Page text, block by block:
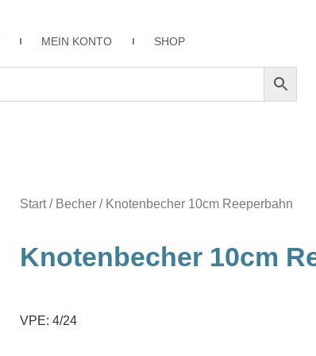
MEIN KONTO SHOP
Start/ Becher / Knotenbecher 10cm Reeperbahn
Knotenbecher 10cm
VPE: 4/24